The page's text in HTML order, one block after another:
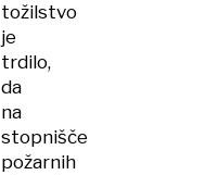
tožilstvo
je
trdilo,
da
na
stopnišče
požarnih